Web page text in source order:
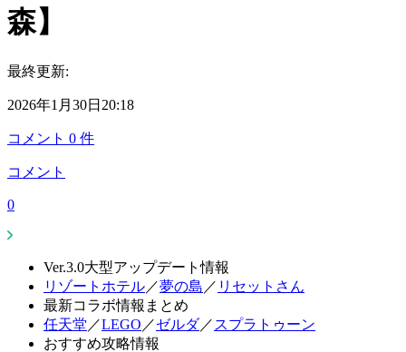
森】
最終更新:
2026年1月30日20:18
コメント 0 件
コメント
0
Ver.3.0大型アップデート情報
リゾートホテル／夢の島 ／ リセットさん
最新コラボ情報まとめ
任天堂 ／LEGO ／ゼルダ／ スプラトゥーン
おすすめ攻略情報